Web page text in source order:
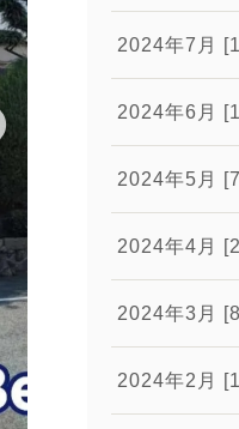
2024年7月
2024年6月
2024年5月
2024年4月
2024年3月
2024年2月